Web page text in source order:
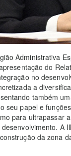
Administrativa
do
no
a
também
seu papel e
para ultrapassar
A
da zona